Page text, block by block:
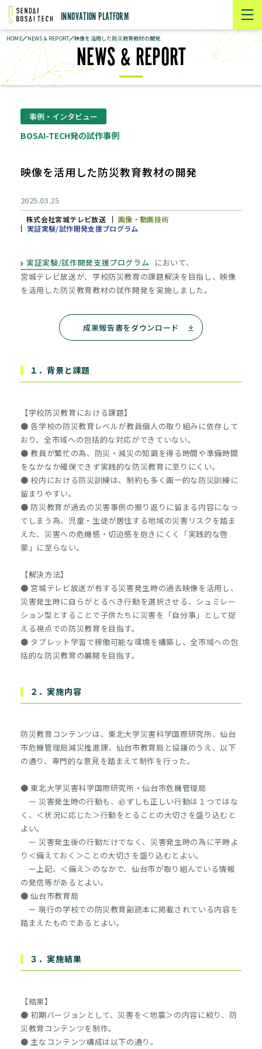
INNOVATION PLATFORM
HOME NEWS & REPORT 映像を活用した防災教育教材の開発
NEWS & REPORT
事例・インタビュー
BOSAI-TECH発の試作事例
2025.03.25
株式会社宮城テレビ放送
画像・動画技術
実証実験/試作開発支援プログラム
実証実験/試作開発支援プログラム
において、
宮城テレビ放送が、学校防災教育の課題解決を目指し、映像
を活用した防災教育教材の試作開発を実施しました。
成果報告書をダウンロード
１．背景と課題
【学校防災教育における課題】
● 各学校の防災教育レベルが教員個人の取り組みに依存して
おり、全市域への包括的な対応ができていない。
● 教員が繁忙の為、防災・減災の知識を得る時間や準備時間
をなかなか確保できず実践的な防災教育に至りにくい。
● 校内における防災訓練は、制約も多く画一的な防災訓練に
留まりやすい。
● 防災教育が過去の災害事例の振り返りに留まる内容になっ
てしまう為、児童・生徒が居住する地域の災害リスクを踏ま
えた、災害への危機感・切迫感を抱きにくく「実践的な啓
蒙」に至らない。
【解決方法】
● 宮城テレビ放送が有する災害発生時の過去映像を活用し、
災害発生時に自らがとるべき行動を選択させる、シュミレー
ション型とすることで子供たちに災害を「自分事」として捉
える視点での防災教育を目指す。
● タブレット学習で稼働可能な環境を構築し、全市域への包
括的な防災教育の展開を目指す。
２．実施内容
防災教育コンテンツは、東北大学災害科学国際研究所、仙台
市危機管理局減災推進課、仙台市教育局と協議のうえ、以下
の通り、専門的な意見を踏まえて制作を行った。
● 東北大学災害科学国際研究所・仙台市危機管理局
ー 災害発生時の行動も、必ずしも正しい行動は１つではな
く、＜状況に応じた＞行動をとることの大切さを盛り込むと
よい。
ー 災害発生後の行動だけでなく、災害発生時の為に平時よ
り＜備えておく＞ことの大切さを盛り込むとよい。
ー上記、＜備え＞のなかで、仙台市が取り組んでいる情報
の発信等があるとよい。
● 仙台市教育局
ー 現行の学校での防災教育副読本に掲載されている内容を
踏まえたものであるとよい。
３．実施結果
【結果】
● 初期バージョンとして、災害を＜地震＞の内容に絞り、防
災教育コンテンツを制作。
● 主なコンテンツ構成は以下の通り。